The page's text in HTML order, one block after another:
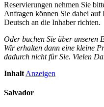
Reservierungen nehmen Sie
Anfragen können Sie dabei
Deutsch an die Inhaber richten.
Oder buchen Sie über unseren
Wir erhalten dann eine kleine
dadurch nicht für Sie. Vielen
Inhalt Anzeigen
Salvador